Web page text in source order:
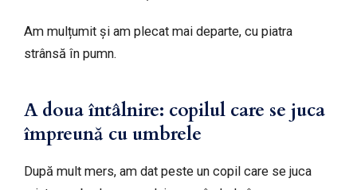
Am mulțumit și am plecat mai departe, cu piatra
strânsă în pumn.
A doua întâlnire: copilul care se juca
împreună cu umbrele
După mult mers, am dat peste un copil care se juca